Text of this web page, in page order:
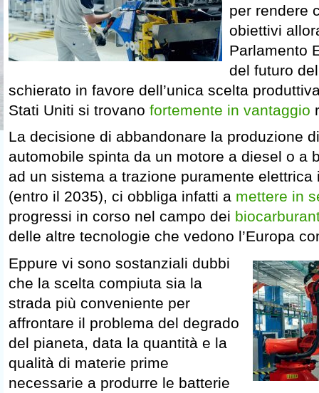
per rendere
obiettivi
Parlamento
del futuro
schierato in favore dell’unica scelta
Stati Uniti si trovano fortemente in vantaggio
La decisione di abbandonare la produzione
automobile spinta da un motore a diesel o a
ad un sistema a trazione puramente
(entro il 2035), ci obbliga infatti a mettere in
progressi in corso nel campo dei
delle altre tecnologie che vedono l’Europa
Eppure vi sono sostanziali dubbi
che la scelta compiuta sia la
strada più conveniente per
affrontare il problema del degrado
del pianeta, data la quantità e la
qualità di materie prime
necessarie a produrre le batterie